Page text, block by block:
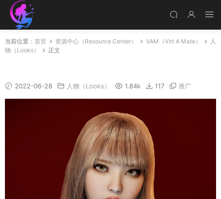
当前位置： 首页 资源中心（Resource Center） VAM（Virt A Mate）
人
物（Looks）
正文
2022-06-28 人物（Looks） 1.84k 117 推广